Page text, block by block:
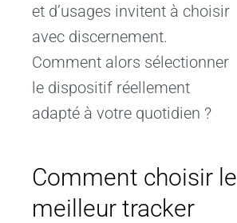
et d’usages invitent à choisir
avec discernement.
Comment alors sélectionner
le dispositif réellement
adapté à votre quotidien ?
Comment choisir le
meilleur tracker